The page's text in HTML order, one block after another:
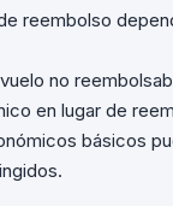
reembolso
no
en lugar de
básicos